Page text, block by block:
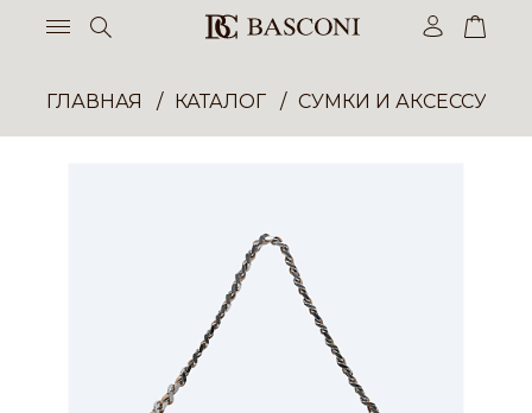
ГЛАВНАЯ КАТАЛОГ СУМКИ И